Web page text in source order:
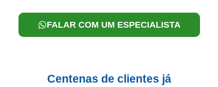
FALAR COM UM ESPECIALISTA
Centenas de clientes já